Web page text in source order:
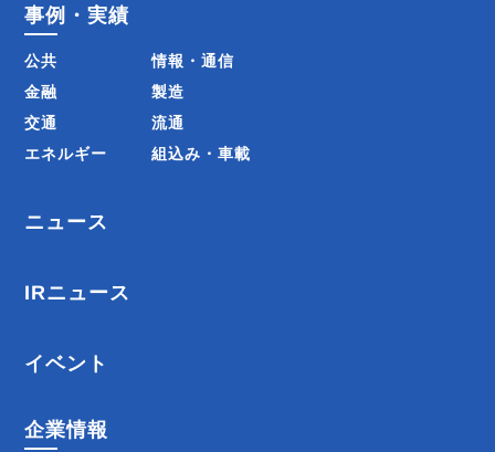
事例・実績
公共
金融
交通
エネルギー
情報・通信
製造
流通
組込み・車載
ニュース
IRニュース
イベント
企業情報